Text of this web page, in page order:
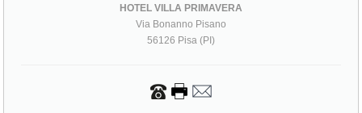
HOTEL VILLA PRIMAVERA
Via Bonanno Pisano
56126 Pisa (PI)